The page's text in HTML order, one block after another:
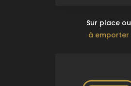
Sur place ou
à emporter